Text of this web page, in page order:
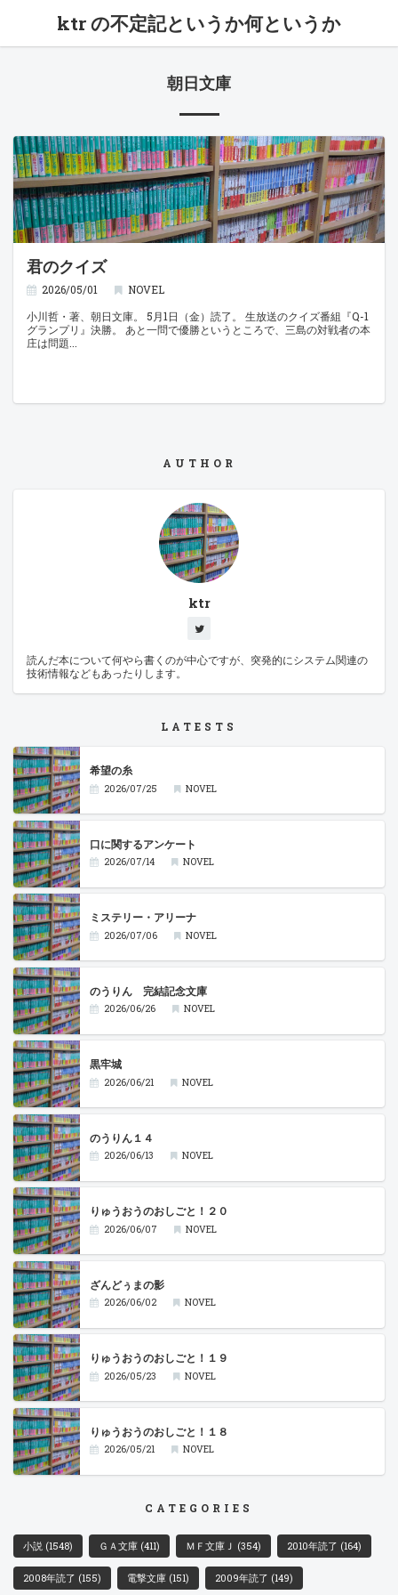
ktr の不定記というか何というか
朝日文庫
君のクイズ
2026/05/01
NOVEL
小川哲・著、朝日文庫。 5月1日（金）読了。 生放送のクイズ番組『Q-1
グランプリ』決勝。 あと一問で優勝というところで、三島の対戦者の本
庄は問題
AUTHOR
ktr
読んだ本について何やら書くのが中心ですが、突発的にシステム関連の
技術情報などもあったりします。
LATESTS
希望の糸
2026/07/25 NOVEL
口に関するアンケート
2026/07/14 NOVEL
ミステリー・アリーナ
2026/07/06 NOVEL
のうりん 完結記念文庫
2026/06/26 NOVEL
黒牢城
2026/06/21 NOVEL
のうりん１４
2026/06/13 NOVEL
りゅうおうのおしごと！２０
2026/06/07 NOVEL
ざんどぅまの影
2026/06/02 NOVEL
りゅうおうのおしごと！１９
2026/05/23 NOVEL
りゅうおうのおしごと！１８
2026/05/21 NOVEL
CATEGORIES
小説 (1548) ＧＡ文庫 (411) ＭＦ文庫Ｊ (354) 2010年読了 (164)
2008年読了 (155) 電撃文庫 (151) 2009年読了 (149)